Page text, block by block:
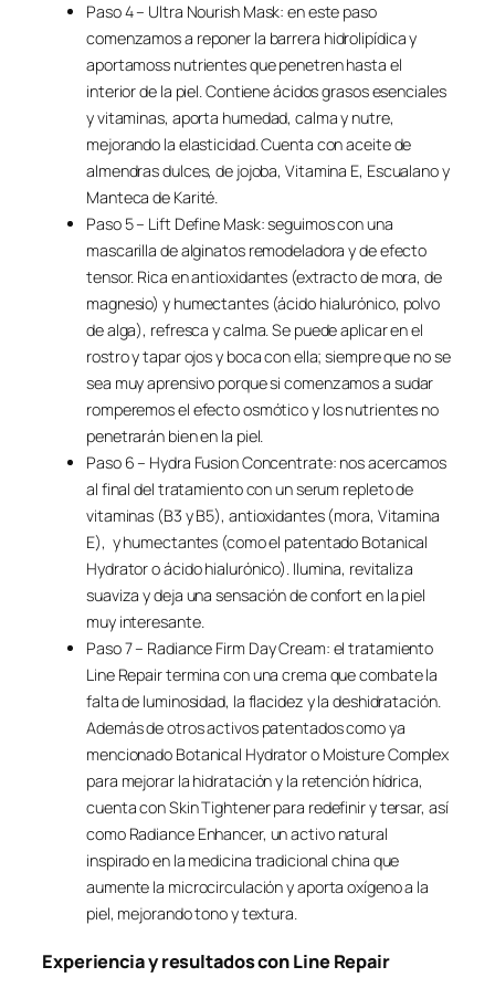
Paso 4 – Ultra Nourish Mask: en este paso
comenzamos a reponer la barrera hidrolipídica y
aportamoss nutrientes que penetren hasta el
interior de la piel. Contiene ácidos grasos esenciales
y vitaminas, aporta humedad, calma y nutre,
mejorando la elasticidad. Cuenta con aceite de
almendras dulces, de jojoba, Vitamina E, Escualano y
Manteca de Karité.
Paso 5 – Lift Define Mask: seguimos con una
mascarilla de alginatos remodeladora y de efecto
tensor. Rica en antioxidantes (extracto de mora, de
magnesio) y humectantes (ácido hialurónico, polvo
de alga), refresca y calma. Se puede aplicar en el
rostro y tapar ojos y boca con ella; siempre que no se
sea muy aprensivo porque si comenzamos a sudar
romperemos el efecto osmótico y los nutrientes no
penetrarán bien en la piel.
Paso 6 – Hydra Fusion Concentrate: nos acercamos
al final del tratamiento con un serum repleto de
vitaminas (B3 y B5), antioxidantes (mora, Vitamina
E), y humectantes (como el patentado Botanical
Hydrator o ácido hialurónico). Ilumina, revitaliza
suaviza y deja una sensación de confort en la piel
muy interesante.
Paso 7 – Radiance Firm Day Cream: el tratamiento
Line Repair termina con una crema que combate la
falta de luminosidad, la flacidez y la deshidratación.
Además de otros activos patentados como ya
mencionado Botanical Hydrator o Moisture Complex
para mejorar la hidratación y la retención hídrica,
cuenta con Skin Tightener para redefinir y tersar, así
como Radiance Enhancer, un activo natural
inspirado en la medicina tradicional china que
aumente la microcirculación y aporta oxígeno a la
piel, mejorando tono y textura.
Experiencia y resultados con Line Repair